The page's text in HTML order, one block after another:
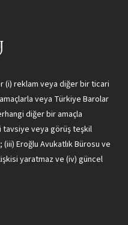
(i) reklam veya diğer bir ticari
veya Türkiye Barolar
diğer bir amaçla
tavsiye veya görüş teşkil
Eroğlu Avukatlık Bürosu ve
yaratmaz ve (iv) güncel